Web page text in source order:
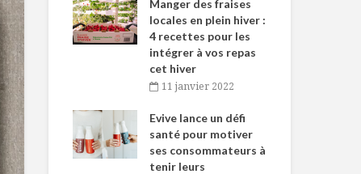
l’Est
durant le
Fêtes
2021
dans
Caméline
Van
2021
Manger des fraises
locales en plein hiver :
4 recettes pour les
intégrer à vos repas
cet hiver
11 janvier 2022
Evive lance un défi
santé pour motiver
ses consommateurs à
tenir leurs
Le réveillon de
Stefano Faita
Les fromages du
Québec : d’hier à
aujourd’hui